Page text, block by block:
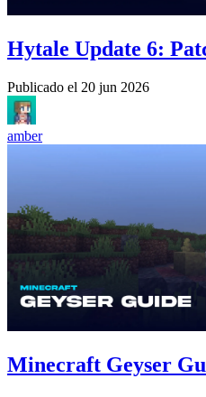
Hytale Update 6:
Publicado el 20 jun 2026
amber
Minecraft Geyser